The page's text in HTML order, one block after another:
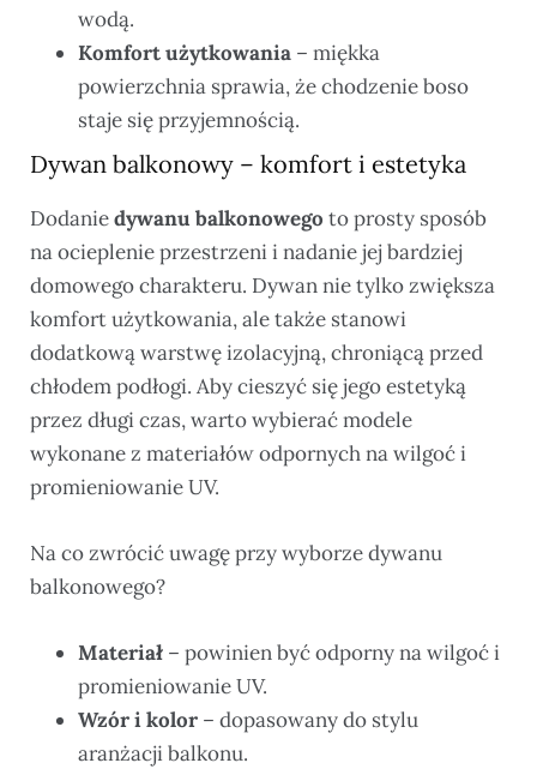
wodą.
Komfort użytkowania – miękka
powierzchnia sprawia, że chodzenie boso
staje się przyjemnością.
Dywan balkonowy – komfort i estetyka
Dodaniedywanu balkonowego to prosty sposób
na ocieplenie przestrzeni i nadanie jej bardziej
domowego charakteru. Dywan nie tylko zwiększa
komfort użytkowania, ale także stanowi
dodatkową warstwę izolacyjną, chroniącą przed
chłodem podłogi. Aby cieszyć się jego estetyką
przez długi czas, warto wybierać modele
wykonane z materiałów odpornych na wilgoć i
promieniowanie UV.
Na co zwrócić uwagę przy wyborze dywanu
balkonowego?
Materiał – powinien być odporny na wilgoć i
promieniowanie UV.
Wzór i kolor – dopasowany do stylu
aranżacji balkonu.